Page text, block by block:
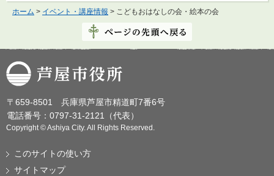
ホーム > イベント・講座情報 > こどもおはなしの会・絵本の会
芦屋市役所
〒659-8501 兵庫県芦屋市精道町7番6号
電話番号：0797-31-2121（代表）
Copyright © Ashiya City. All Rights Reserved.
このサイトの使い方
サイトマップ